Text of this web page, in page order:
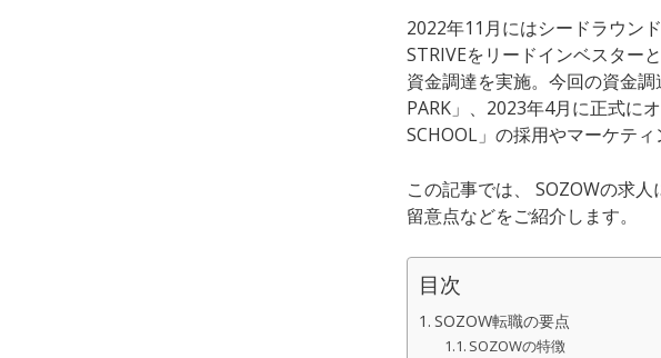
2022年11月にはシードラウン
STRIVEをリードインベスター
資金調達を実施。今回の資金
PARK」、2023年4月に正式に
SCHOOL」の採用やマーケテ
この記事では、 SOZOWの求
留意点などをご紹介します。
目次
SOZOW転職の要点
SOZOWの特徴